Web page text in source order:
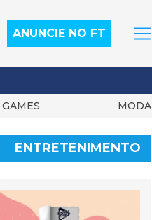
ANUNCIE NO FT
GAMES MODA
ENTRETENIMENTO